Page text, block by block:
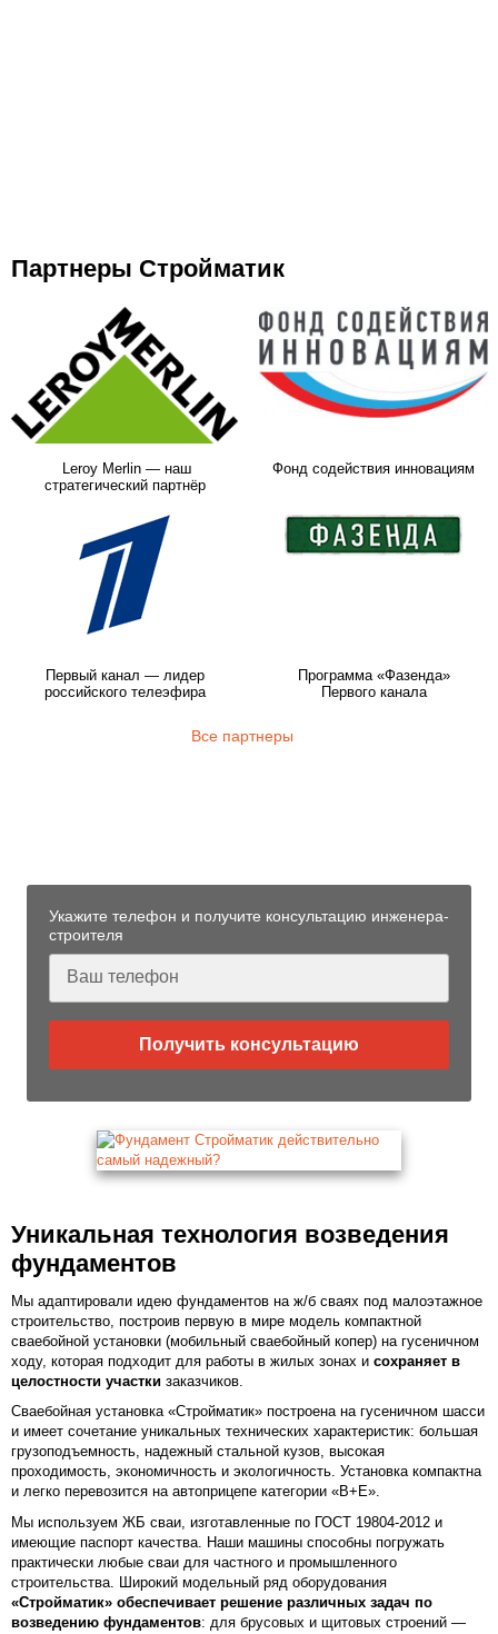
Партнеры Стройматик
Leroy Merlin — наш
стратегический партнёр
Фонд содействия инновациям
Первый канал — лидер
российского телеэфира
Программа «Фазенда»
Первого канала
Все партнеры
Укажите телефон и получите консультацию инженера-
строителя
Получить консультацию
Уникальная технология возведения
фундаментов
Мы адаптировали идею фундаментов на ж/б сваях под малоэтажное
строительство, построив первую в мире модель компактной
сваебойной установки (мобильный сваебойный копер) на гусеничном
ходу, которая подходит для работы в жилых зонах и сохраняет в
целостности участки заказчиков.
Сваебойная установка «Стройматик» построена на гусеничном шасси
и имеет сочетание уникальных технических характеристик: большая
грузоподъемность, надежный стальной кузов, высокая
проходимость, экономичность и экологичность. Установка компактна
и легко перевозится на автоприцепе категории «В+Е».
Мы используем ЖБ сваи, изготавленные по ГОСТ 19804-2012 и
имеющие паспорт качества. Наши машины способны погружать
практически любые сваи для частного и промышленного
строительства. Широкий модельный ряд оборудования
«Стройматик» обеспечивает решение различных задач по
возведению фундаментов: для брусовых и щитовых строений —